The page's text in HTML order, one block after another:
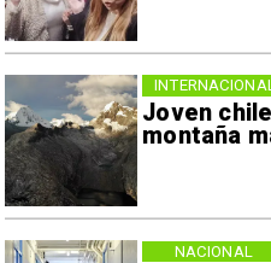
Joven
montaña
NACIONAL